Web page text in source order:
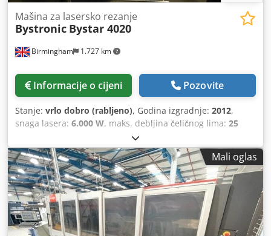
Birmingham 1.727 km
Mašina za lasersko rezanje
Bystronic Bystar 4020
Informacije o cijeni Pozovite
Stanje: vrlo dobro (rabljeno), Godina izgradnje: 2012,
snaga lasera: 6.000 W, maks. debljina čeličnog lima: 25
,
Mali oglas